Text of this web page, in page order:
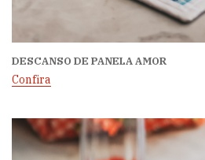
DESCANSO DE PANELA AMOR
Confira